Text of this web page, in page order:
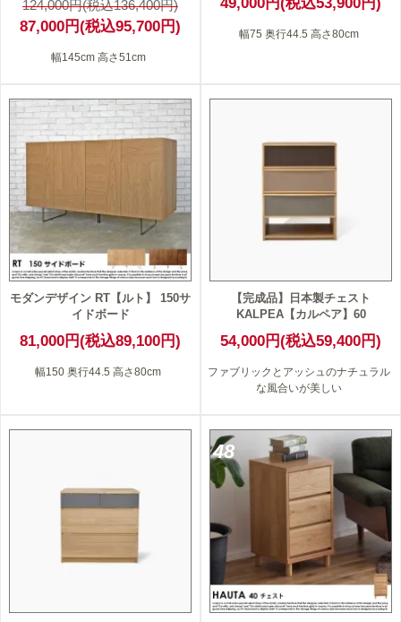
124,000円(税込136,400円)
87,000円(税込95,700円)
幅145cm 高さ51cm
幅75 奥行44.5 高さ80cm
モダンデザイン RT【ルト】 150サ
イドボード
81,000円(税込89,100円)
幅150 奥行44.5 高さ80cm
【完成品】日本製チェスト
KALPEA【カルペア】60
54,000円(税込59,400円)
ファブリックとアッシュのナチュラル
な風合いが美しい
48